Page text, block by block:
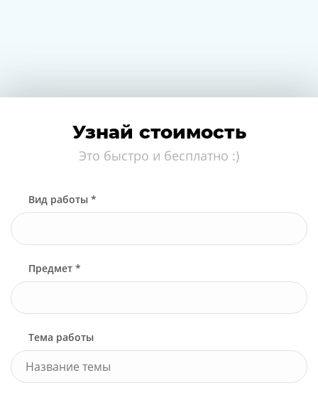
Узнай стоимость
Это быстро и бесплатно :)
Вид работы *
Предмет *
Тема работы